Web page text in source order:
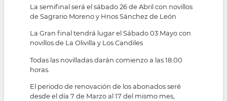
La semifinal será el sábado 26 de Abril con novillos
de Sagrario Moreno y Hnos Sánchez de León
La Gran final tendrá lugar el Sábado 03 Mayo con
novillos de La Olivilla y Los Candiles
Todas las novilladas darán comienzo a las 18.00
horas.
El periodo de renovación de los abonados seré
desde el día 7 de Marzo al 17 del mismo mes,